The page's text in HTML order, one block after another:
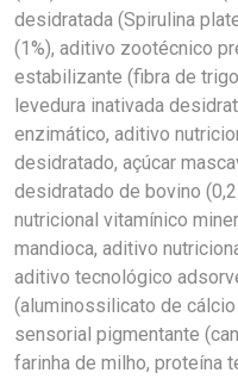
desidratada (Spirulina
(1%), aditivo zootécnico
estabilizante (fibra de
levedura inativada
enzimático, aditivo
desidratado, açúcar
desidratado de bovino
nutricional vitamínico
mandioca, aditivo
aditivo tecnológico
(aluminossilicato de
sensorial pigmentante
farinha de milho, proteína